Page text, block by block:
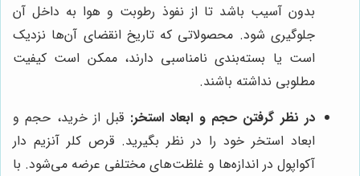
بدون آسیب باشد تا از نفوذ رطوبت و هوا به داخل آن
جلوگیری شود. محصولاتی که تاریخ انقضای آن‌ها نزدیک
است یا بسته‌بندی نامناسبی دارند، ممکن است کیفیت
مطلوبی نداشته باشند.
در نظر گرفتن حجم و ابعاد استخر: قبل از خرید، حجم و
ابعاد استخر خود را در نظر بگیرید. قرص کلر آنزیم دار
آکواپول در اندازه‌ها و غلظت‌های مختلفی عرضه می‌شود. با